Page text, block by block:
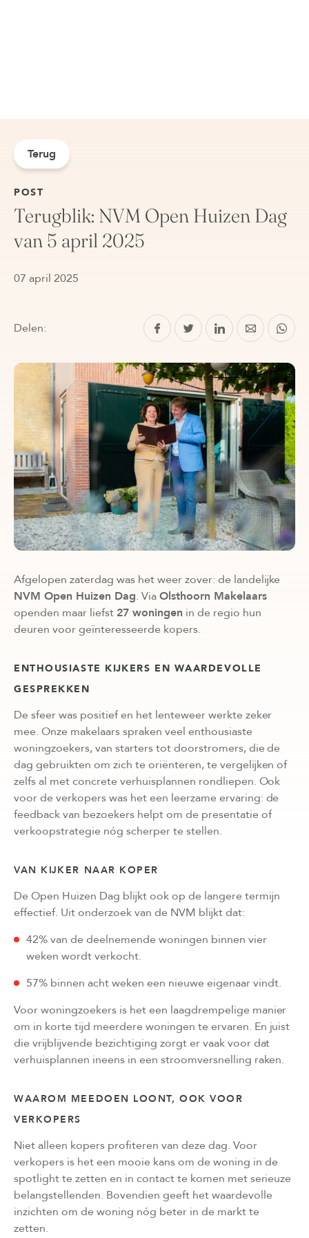
Terug
POST
Terugblik: NVM Open Huizen Dag
van 5 april 2025
07 april 2025
Delen:
Afgelopen zaterdag was het weer zover: de landelijke
NVM Open Huizen Dag. ViaOlsthoorn Makelaars
openden maar liefst 27 woningen in de regio hun
deuren voor geïnteresseerde kopers.
ENTHOUSIASTE KIJKERS EN WAARDEVOLLE
GESPREKKEN
De sfeer was positief en het lenteweer werkte zeker
mee. Onze makelaars spraken veel enthousiaste
woningzoekers, van starters tot doorstromers, die de
dag gebruikten om zich te oriënteren, te vergelijken of
zelfs al met concrete verhuisplannen rondliepen. Ook
voor de verkopers was het een leerzame ervaring: de
feedback van bezoekers helpt om de presentatie of
verkoopstrategie nóg scherper te stellen.
VAN KIJKER NAAR KOPER
De Open Huizen Dag blijkt ook op de langere termijn
effectief. Uit onderzoek van de NVM blijkt dat:
42% van de deelnemende woningen binnen vier
weken wordt verkocht.
57% binnen acht weken een nieuwe eigenaar vindt.
Voor woningzoekers is het een laagdrempelige manier
om in korte tijd meerdere woningen te ervaren. En juist
die vrijblijvende bezichtiging zorgt er vaak voor dat
verhuisplannen ineens in een stroomversnelling raken.
WAAROM MEEDOEN LOONT, OOK VOOR
VERKOPERS
Niet alleen kopers profiteren van deze dag. Voor
verkopers is het een mooie kans om de woning in de
spotlight te zetten en in contact te komen met serieuze
belangstellenden. Bovendien geeft het waardevolle
inzichten om de woning nóg beter in de markt te
zetten.